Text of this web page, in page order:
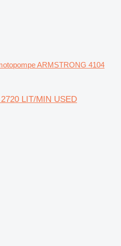
ARMSTRONG 4104
LIT/MIN USED